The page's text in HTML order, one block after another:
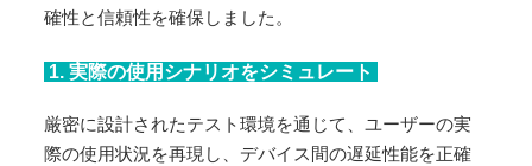
確性と信頼性を確保しました。
1. 実際の使用シナリオをシミュレート
厳密に設計されたテスト環境を通じて、ユーザーの実
際の使用状況を再現し、デバイス間の遅延性能を正確